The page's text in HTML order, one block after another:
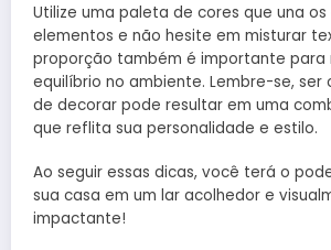
Utilize uma paleta de cores que una
elementos e não hesite em misturar
proporção também é importante para
equilíbrio no ambiente. Lembre-se, ser
de decorar pode resultar em uma
que reflita sua personalidade e estilo.
Ao seguir essas dicas, você terá o
sua casa em um lar acolhedor e
impactante!